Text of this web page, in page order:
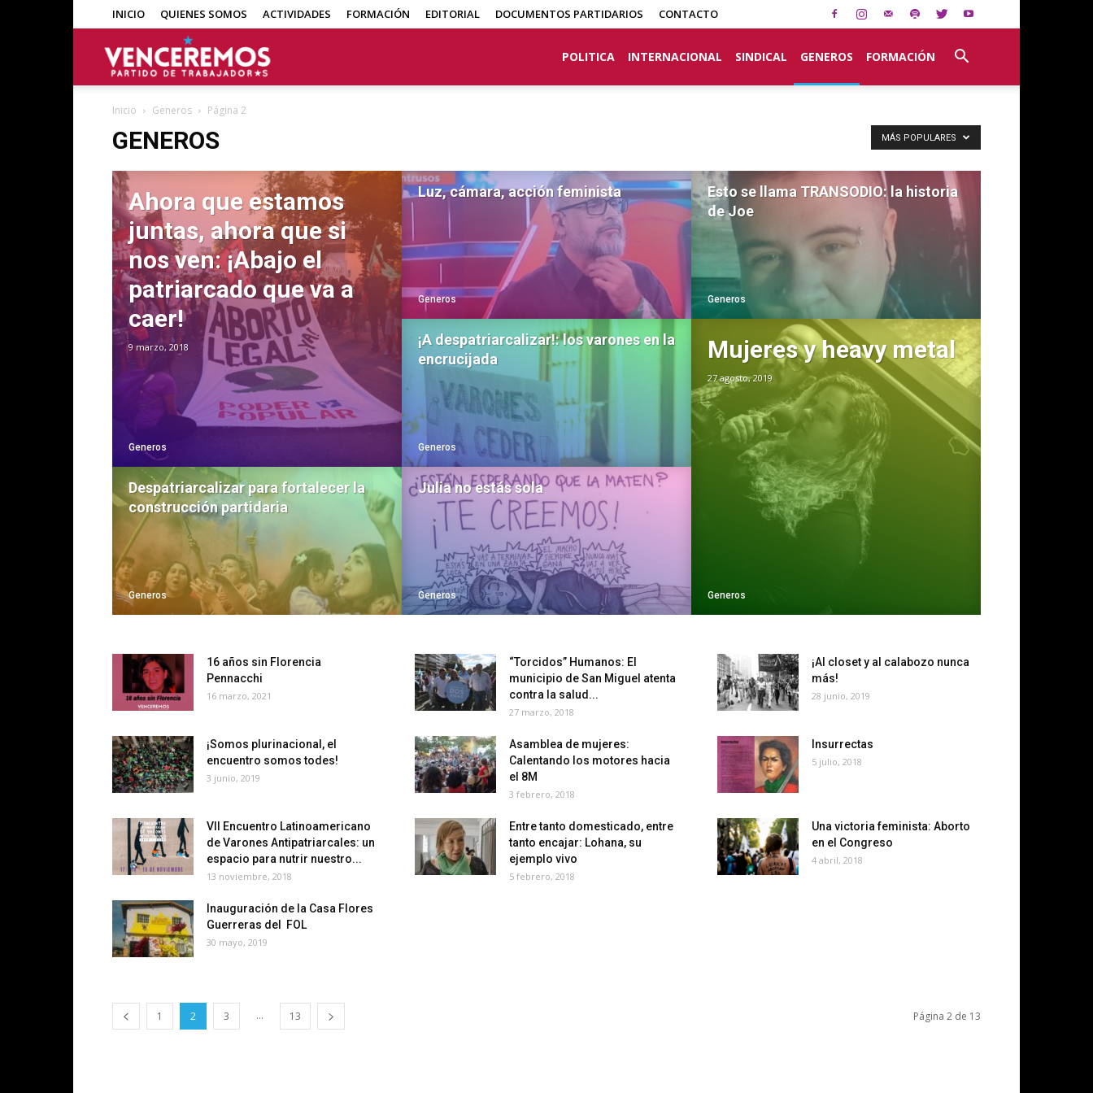
INICIO QUIENES SOMOS ACTIVIDADES FORMACIÓN EDITORIAL DOCUMENTOS PARTIDARIOS CONTACTO
POLITICA INTERNACIONAL SINDICAL GENEROS FORMACIÓN
Inicio Generos Página 2
GENEROS MÁS POPULARES
Generos
Ahora que estamos
juntas, ahora que si
nos ven: ¡Abajo el
patriarcado que va a
caer!
9 marzo, 2018
Generos
Despatriarcalizar para fortalecer la
construcción partidaria
Generos
Luz, cámara, acción feminista
Generos
¡A despatriarcalizar!: los varones en la
encrucijada
Generos
Julia no estás sola
Generos
Esto se llama TRANSODIO: la historia
de Joe
Generos
Mujeres y heavy metal
27 agosto, 2019
16 años sin Florencia
Pennacchi
16 marzo, 2021
“Torcidos” Humanos: El
municipio de San Miguel atenta
contra la salud...
27 marzo, 2018
¡Al closet y al calabozo nunca
más!
28 junio, 2019
¡Somos plurinacional, el
encuentro somos todes!
3 junio, 2019
Asamblea de mujeres:
Calentando los motores hacia
el 8M
3 febrero, 2018
Insurrectas
5 julio, 2018
VII Encuentro Latinoamericano
de Varones Antipatriarcales: un
espacio para nutrir nuestro...
13 noviembre, 2018
Entre tanto domesticado, entre
tanto encajar: Lohana, su
ejemplo vivo
5 febrero, 2018
Una victoria feminista: Aborto
en el Congreso
4 abril, 2018
Inauguración de la Casa Flores
Guerreras del FOL
30 mayo, 2019
1 2 3 ... 13 Página 2 de 13